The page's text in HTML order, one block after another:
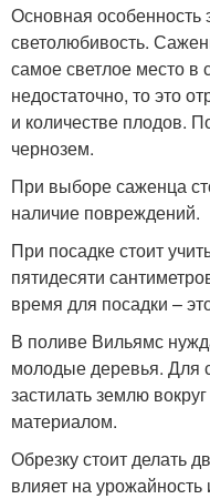
Основная особенность
светолюбивость.
самое светлое место в
недостаточно, то это
и количестве плодов.
чернозем.
При выборе саженца
наличие повреждений.
При посадке стоит
пятидесяти
время для посадки –
В поливе Вильямс
молодые деревья. Для
застилать землю
материалом.
Обрезку стоит делать
влияет на урожайность